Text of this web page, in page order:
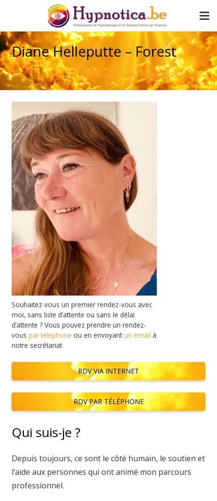
Diane Helleputte – Forest
Accueil Nos hypnothérapeutes en Belgique chez Hypnotica
Souhaitez-vous un premier rendez-vous avec
moi, sans liste d’attente ou sans le délai
d’attente ? Vous pouvez prendre un rendez-
vous par téléphone ou en envoyantun email à
notre secrétariat
RDV VIA INTERNET
RDV PAR TÉLÉPHONE
Qui suis-je ?
Depuis toujours, ce sont le côté humain, le soutien et
l’aide aux personnes qui ont animé mon parcours
professionnel.